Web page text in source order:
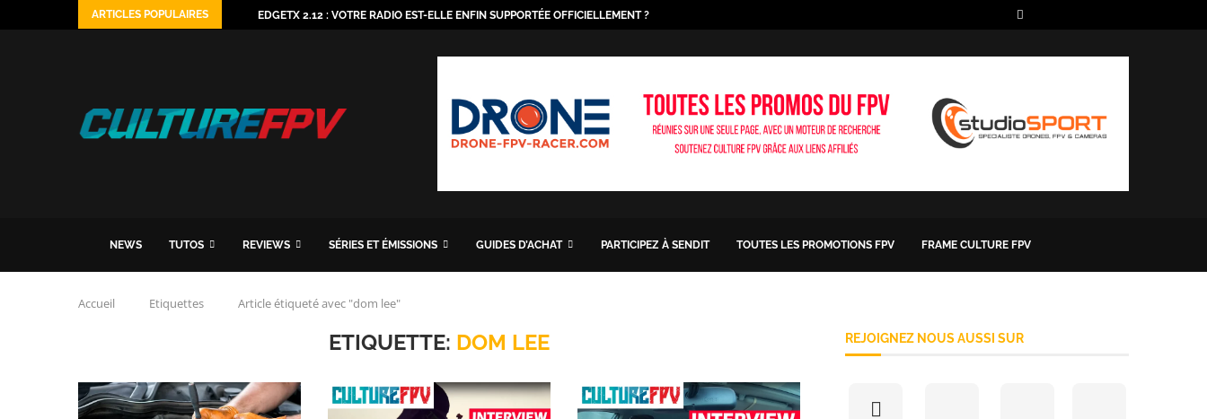
ARTICLES POPULAIRES EDGETX 2.12 : VOTRE RADIO EST-ELLE ENFIN SUPPORTÉE OFFICIELLEMENT ?
NEWS TUTOS REVIEWS SÉRIES ET ÉMISSIONS GUIDES D’ACHAT PARTICIPEZ À SENDIT TOUTES LES PROMOTIONS FPV FRAME CULTURE FPV
Accueil Etiquettes Article étiqueté avec "dom lee"
ETIQUETTE: DOM LEE REJOIGNEZ NOUS AUSSI SUR